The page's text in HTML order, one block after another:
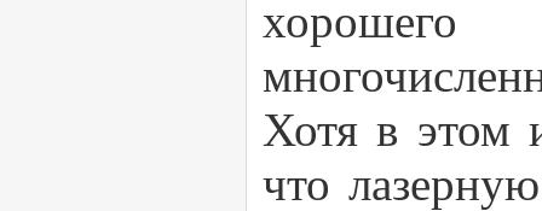
хорошего
Хотя в этом
что